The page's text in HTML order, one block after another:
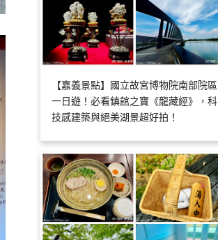
【嘉義景點】國立故宮博物院南部院區
一日遊！必看鎮館之寶《龍藏經》，科
技感建築與絕美湖景超好拍！